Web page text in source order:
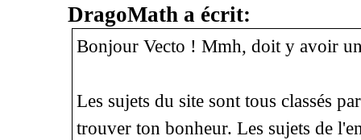
DragoMath a écrit:
Bonjour Vecto ! Mmh, doit y avoir
Les sujets du site sont tous classés
trouver ton bonheur. Les sujets de